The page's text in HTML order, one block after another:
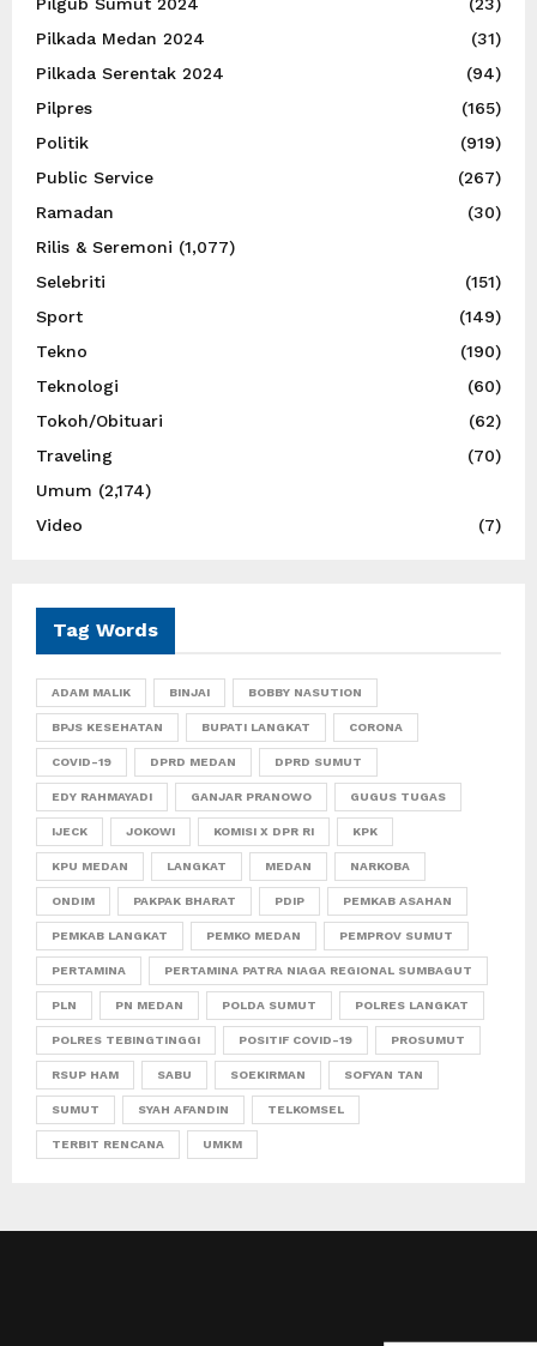
Pilkada Medan 2024
(31)
Pilkada Serentak 2024
(94)
Pilpres
(165)
Politik
(919)
Public Service
(267)
Ramadan
(30)
Rilis & Seremoni (1,077)
Selebriti
(151)
Sport
(149)
Tekno
(190)
Teknologi
(60)
Tokoh/Obituari
(62)
Traveling
(70)
Umum (2,174)
Video
(7)
Tag Words
ADAM MALIK BINJAI BOBBY NASUTION
BPJS KESEHATAN BUPATI LANGKAT CORONA
COVID-19 DPRD MEDAN DPRD SUMUT
EDY RAHMAYADI GANJAR PRANOWO GUGUS TUGAS
IJECK JOKOWI KOMISI X DPR RI KPK
KPU MEDAN LANGKAT MEDAN NARKOBA
ONDIM PAKPAK BHARAT PDIP PEMKAB ASAHAN
PEMKAB LANGKAT PEMKO MEDAN PEMPROV SUMUT
PERTAMINA PERTAMINA PATRA NIAGA REGIONAL SUMBAGUT
PLN PN MEDAN POLDA SUMUT POLRES LANGKAT
POLRES TEBINGTINGGI POSITIF COVID-19 PROSUMUT
RSUP HAM SABU SOEKIRMAN SOFYAN TAN
SUMUT SYAH AFANDIN TELKOMSEL
TERBIT RENCANA UMKM